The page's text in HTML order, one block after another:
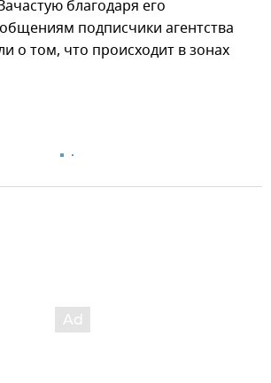
благодаря его
подписчики агентства
о том, что происходит в зонах